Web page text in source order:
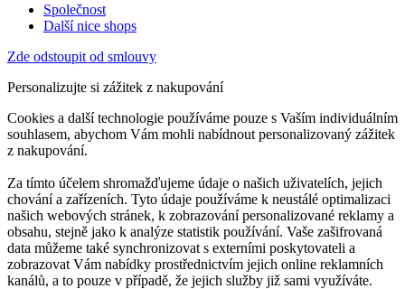
Společnost
Další nice shops
Zde odstoupit od smlouvy
Personalizujte si zážitek z nakupování
Cookies a další technologie používáme pouze s Vaším individuálním
souhlasem, abychom Vám mohli nabídnout personalizovaný zážitek
z nakupování.
Za tímto účelem shromažďujeme údaje o našich uživatelích, jejich
chování a zařízeních. Tyto údaje používáme k neustálé optimalizaci
našich webových stránek, k zobrazování personalizované reklamy a
obsahu, stejně jako k analýze statistik používání. Vaše zašifrovaná
data můžeme také synchronizovat s externími poskytovateli a
zobrazovat Vám nabídky prostřednictvím jejich online reklamních
kanálů, a to pouze v případě, že jejich služby již sami využíváte.